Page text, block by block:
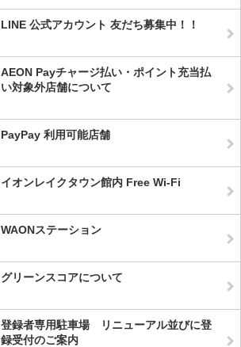
LINE 公式アカウント 友だち募集中！！
AEON Payチャージ払い・ポイント充当払
い対象外店舗について
PayPay 利用可能店舗
イオンレイクタウン館内 Free Wi-Fi
WAONステーション
グリーンスコアについて
登録者専用駐車場 リニューアル並びに登
録受付のご案内